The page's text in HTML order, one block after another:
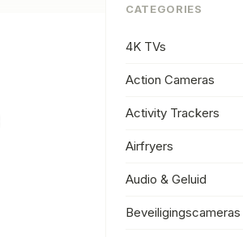
CATEGORIES
4K TVs
Action Cameras
Activity Trackers
Airfryers
Audio & Geluid
Beveiligingscameras